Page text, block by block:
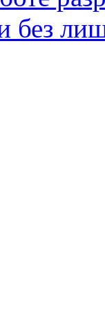
без